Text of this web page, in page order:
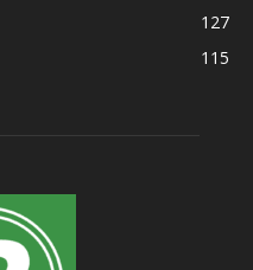
127
115